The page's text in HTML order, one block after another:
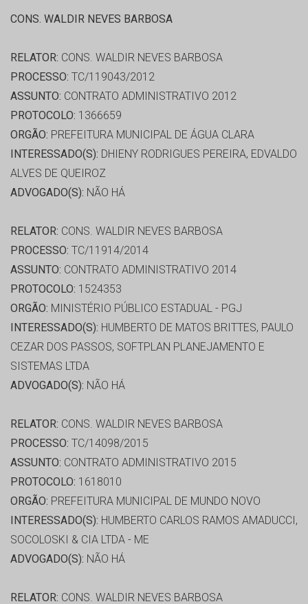
CONS. WALDIR NEVES BARBOSA
RELATOR: CONS. WALDIR NEVES BARBOSA
PROCESSO: TC/119043/2012
ASSUNTO: CONTRATO ADMINISTRATIVO 2012
PROTOCOLO: 1366659
ORGÃO: PREFEITURA MUNICIPAL DE ÁGUA CLARA
INTERESSADO(S): DHIENY RODRIGUES PEREIRA, EDVALDO
ALVES DE QUEIROZ
ADVOGADO(S): NÃO HÁ
RELATOR: CONS. WALDIR NEVES BARBOSA
PROCESSO: TC/11914/2014
ASSUNTO: CONTRATO ADMINISTRATIVO 2014
PROTOCOLO: 1524353
ORGÃO: MINISTÉRIO PÚBLICO ESTADUAL - PGJ
INTERESSADO(S): HUMBERTO DE MATOS BRITTES, PAULO
CEZAR DOS PASSOS, SOFTPLAN PLANEJAMENTO E
SISTEMAS LTDA
ADVOGADO(S): NÃO HÁ
RELATOR: CONS. WALDIR NEVES BARBOSA
PROCESSO: TC/14098/2015
ASSUNTO: CONTRATO ADMINISTRATIVO 2015
PROTOCOLO: 1618010
ORGÃO: PREFEITURA MUNICIPAL DE MUNDO NOVO
INTERESSADO(S): HUMBERTO CARLOS RAMOS AMADUCCI,
SOCOLOSKI & CIA LTDA - ME
ADVOGADO(S): NÃO HÁ
RELATOR: CONS. WALDIR NEVES BARBOSA